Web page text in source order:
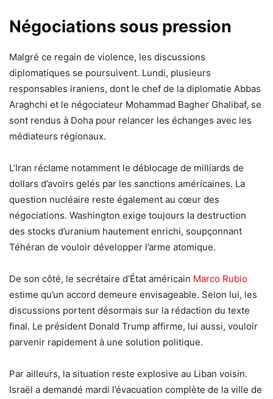
Négociations sous pression
Malgré ce regain de violence, les discussions
diplomatiques se poursuivent. Lundi, plusieurs
responsables iraniens, dont le chef de la diplomatie Abbas
Araghchi et le négociateur Mohammad Bagher Ghalibaf, se
sont rendus à Doha pour relancer les échanges avec les
médiateurs régionaux.
L’Iran réclame notamment le déblocage de milliards de
dollars d’avoirs gelés par les sanctions américaines. La
question nucléaire reste également au cœur des
négociations. Washington exige toujours la destruction
des stocks d’uranium hautement enrichi, soupçonnant
Téhéran de vouloir développer l’arme atomique.
De son côté, le secrétaire d’État américain Marco Rubio
estime qu’un accord demeure envisageable. Selon lui, les
discussions portent désormais sur la rédaction du texte
final. Le président Donald Trump affirme, lui aussi, vouloir
parvenir rapidement à une solution politique.
Par ailleurs, la situation reste explosive au Liban voisin.
Israël a demandé mardi l’évacuation complète de la ville de